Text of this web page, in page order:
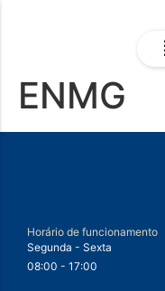
ENMG
Horário de funcionamento
Segunda - Sexta
08:00 - 17:00